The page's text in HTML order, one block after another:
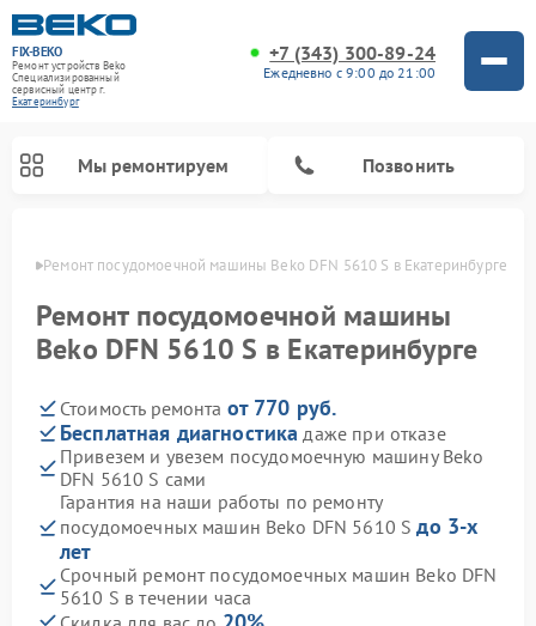
FIX-BEKO
Ремонт устройств Beko
Специализированный
cервисный центр г.
Екатеринбург
+7 (343) 300-89-24
Ежедневно с 9:00 до 21:00
Мы ремонтируем Позвонить
Ремонт посудомоечной машины Beko DFN 5610 S в Екатеринбурге
Ремонт посудомоечной машины
Beko DFN 5610 S в Екатеринбурге
Стоимость ремонта от 770 руб.
Бесплатная диагностика даже при отказе
Привезем и увезем посудомоечную машину Beko
DFN 5610 S сами
Гарантия на наши работы по ремонту
посудомоечных машин Beko DFN 5610 Sдо 3-х
лет
Срочный ремонт посудомоечных машин Beko DFN
5610 S в течении часа